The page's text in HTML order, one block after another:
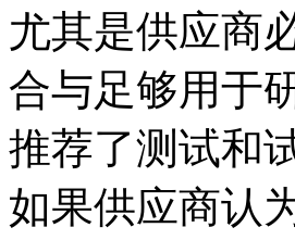
尤其是供应商
合与足够用于
推荐了测试和
如果供应商认